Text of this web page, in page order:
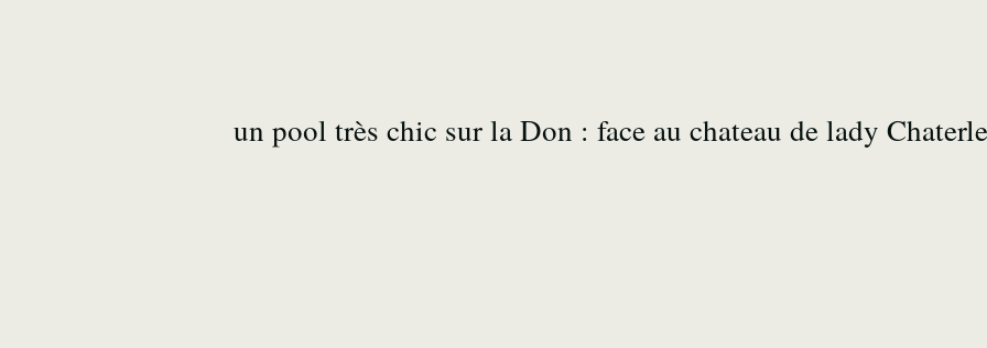
un pool très chic sur la Don : face au chateau de lady